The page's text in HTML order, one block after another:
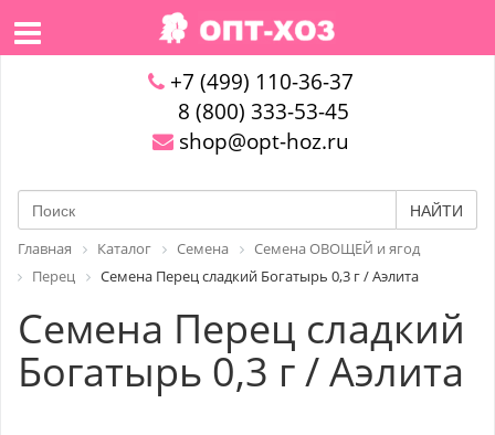
+7 (499) 110-36-37
8 (800) 333-53-45
shop@opt-hoz.ru
НАЙТИ
Главная Каталог Семена
Семена ОВОЩЕЙ и ягод
Перец
Семена Перец сладкий Богатырь 0,3 г / Аэлита
Семена Перец сладкий
Богатырь 0,3 г / Аэлита